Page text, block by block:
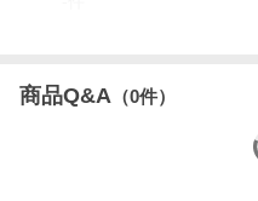
商品Q&A （0件）